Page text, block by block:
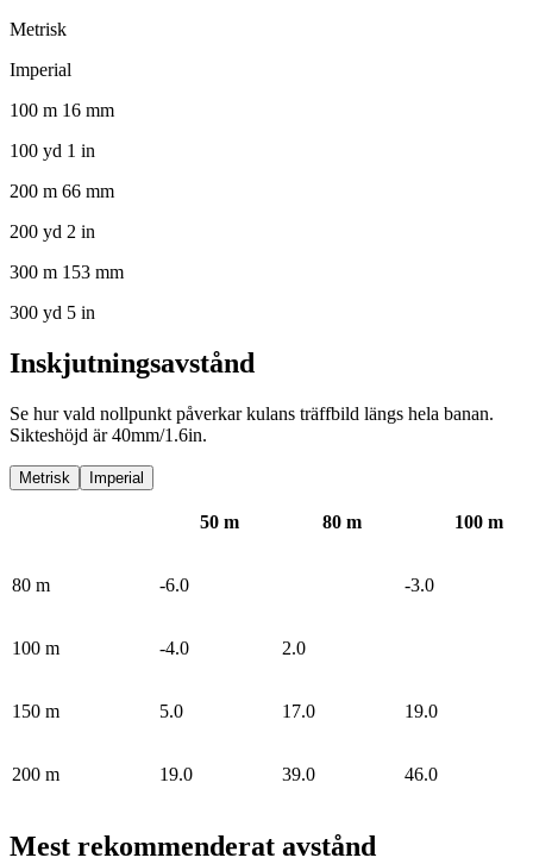
Metrisk
Imperial
100 m 16 mm
100 yd 1 in
200 m 66 mm
200 yd 2 in
300 m 153 mm
300 yd 5 in
Inskjutningsavstånd
Se hur vald nollpunkt påverkar kulans träffbild längs hela banan.
Sikteshöjd är 40mm/1.6in.
Metrisk Imperial
50 m 80 m 100 m
80 m -6.0 -3.0
100 m -4.0 2.0
150 m 5.0 17.0 19.0
200 m 19.0 39.0 46.0
Mest rekommenderat avstånd